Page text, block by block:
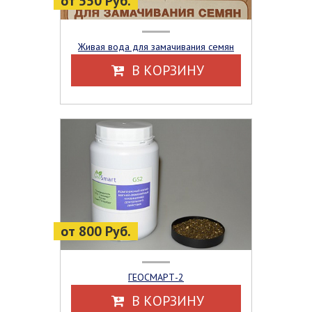
Живая вода для замачивания семян
В КОРЗИНУ
от 800 Руб.
ГЕОСМАРТ-2
В КОРЗИНУ